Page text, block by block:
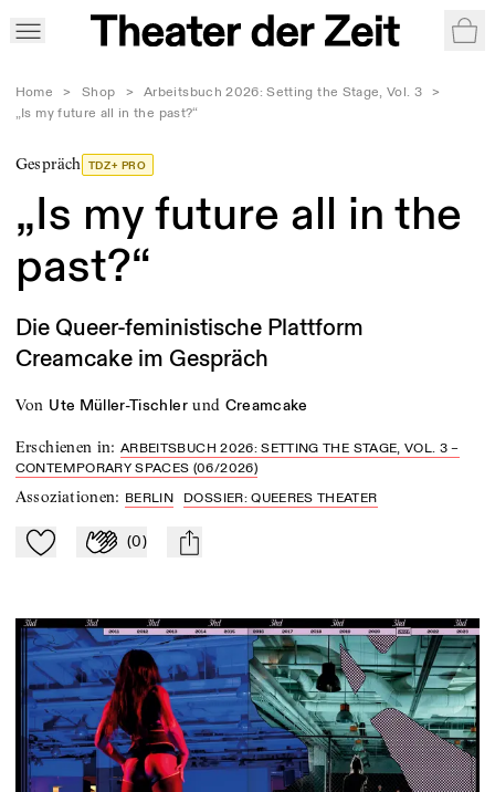
Home > Shop > Arbeitsbuch 2026: Setting the Stage, Vol. 3
>
„Is my future all in the past?“
Gespräch TDZ+ PRO
„Is my future all in the
past?“
Die Queer-feministische Plattform
Creamcake im Gespräch
von Ute Müller-Tischler und Creamcake
Erschienen in:ARBEITSBUCH 2026: SETTING THE STAGE, VOL. 3 –
CONTEMPORARY SPACES (06/2026)
Assoziationen: BERLIN DOSSIER: QUEERES THEATER
Zu Mein-TdZ hinzufügen
Applaudieren
(0) mail